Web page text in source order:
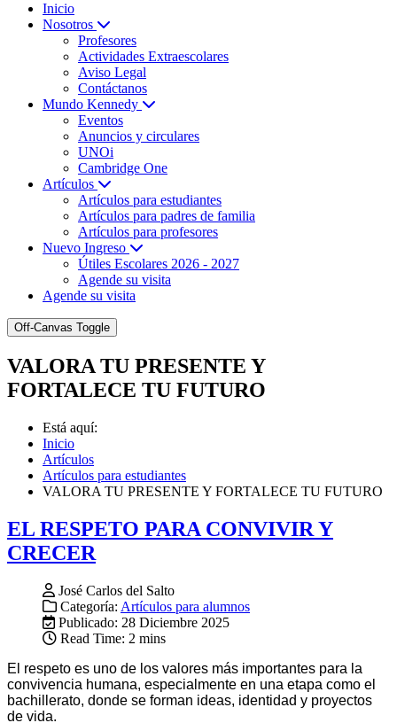
Inicio
Nosotros
Profesores
Actividades Extraescolares
Aviso Legal
Contáctanos
Mundo Kennedy
Eventos
Anuncios y circulares
UNOi
Cambridge One
Artículos
Artículos para estudiantes
Artículos para padres de familia
Artículos para profesores
Nuevo Ingreso
Útiles Escolares 2026 - 2027
Agende su visita
Agende su visita
Off-Canvas Toggle
VALORA TU PRESENTE Y
FORTALECE TU FUTURO
Está aquí:
Inicio
Artículos
Artículos para estudiantes
VALORA TU PRESENTE Y FORTALECE TU FUTURO
EL RESPETO PARA CONVIVIR Y
CRECER
José Carlos del Salto
Categoría: Artículos para alumnos
Publicado: 28 Diciembre 2025
Read Time: 2 mins
El respeto es uno de los valores más importantes para la
convivencia humana, especialmente en una etapa como el
bachillerato, donde se forman ideas, identidad y proyectos
de vida.